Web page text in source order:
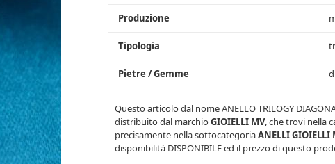
Produzione
Tipologia
Pietre / Gemme
Questo articolo dal nomeANELLO TRILOGY
distribuito dal marchioGIOIELLI MV, che trovi nella
precisamente nella sottocategoriaANELLI GIOIELLI
disponibilità DISPONIBILEed il prezzo di questo